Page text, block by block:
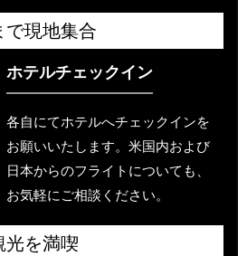
で現地集合
ホテルチェックイン
各自にてホテルへチェックインを
お願いいたします。米国内および
日本からのフライトについても、
お気軽にご相談ください。
光を満喫